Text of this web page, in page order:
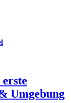
erste
Umgebung